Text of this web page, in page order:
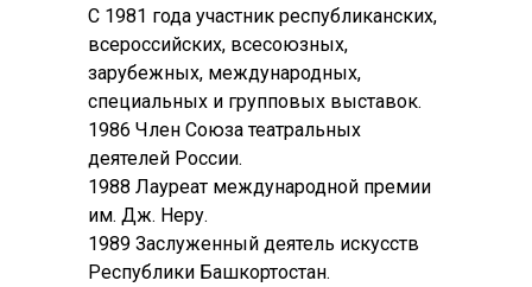
С 1981 года участник республиканских,
всероссийских, всесоюзных,
зарубежных, международных,
специальных и групповых выставок.
1986 Член Союза театральных
деятелей России.
1988 Лауреат международной премии
им. Дж. Неру.
1989 Заслуженный деятель искусств
Республики Башкортостан.